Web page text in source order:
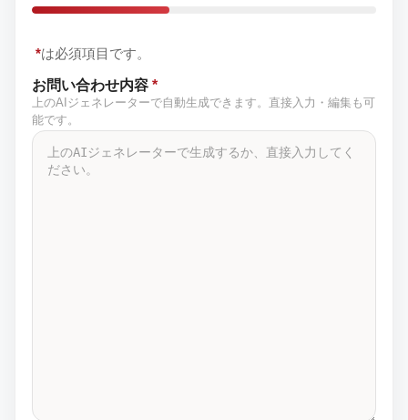
*は必須項目です。
お問い合わせ内容 *
上のAIジェネレーターで自動生成できます。直接入力・編集も可
能です。